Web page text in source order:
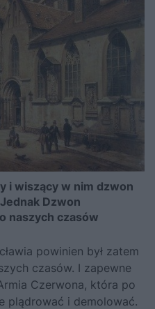
i wiszący w nim dzwon
Dzwon
naszych czasów
powinien był zatem
czasów. I zapewne
Czerwona, która po
plądrować i demolować.